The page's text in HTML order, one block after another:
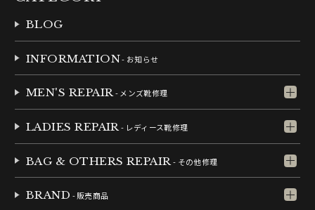
BLOG
INFORMATION- お知らせ
MEN'S REPAIR- メンズ靴修理
LADIES REPAIR- レディース靴修理
BAG & OTHERS REPAIR - その他修理
BRAND - 販売商品